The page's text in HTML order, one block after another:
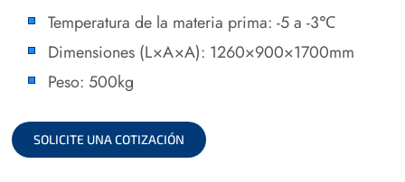
Temperatura de la materia prima: -5 a -3℃
Dimensiones (L×A×A): 1260×900×1700mm
Peso: 500kg
SOLICITE UNA COTIZACIÓN